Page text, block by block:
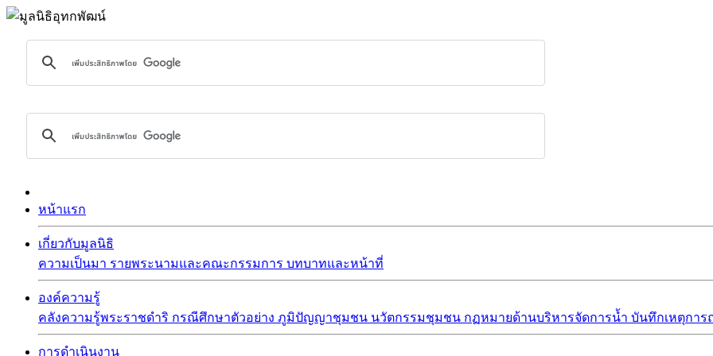
หน้าแรก
เกี่ยวกับมูลนิธิ
ความเป็นมา รายพระนามและคณะกรรมการ บทบาทและหน้าที่
องค์ความรู้
คลังความรู้พระราชดำริ กรณีศึกษาตัวอย่าง ภูมิปัญญาชุมชน นวัตกรรมชุมชน กฏหมายด้านบริหารจัดการน้ำ บันทึกเหตุกา
การดำเนินงาน